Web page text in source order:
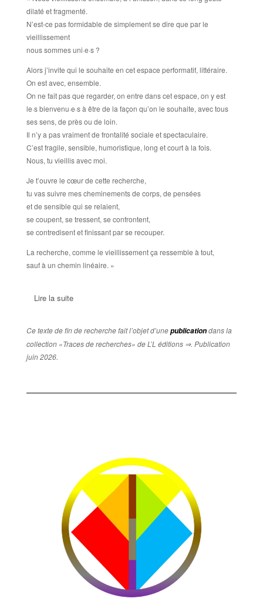
dilaté et fragmenté.
N’est-ce pas formidable de simplement se dire que par le
vieillissement
nous sommes uni·e·s ?
Alors j’invite qui le souhaite en cet espace performatif, littéraire.
On est avec, ensemble.
On ne fait pas que regarder, on entre dans cet espace, on y est
le·s bienvenu·e·s à être de la façon qu’on le souhaite, avec tous
ses sens, de près ou de loin.
Il n’y a pas vraiment de frontalité sociale et spectaculaire.
C’est fragile, sensible, humoristique, long et court à la fois.
Nous, tu vieillis avec moi.
Je t’ouvre le cœur de cette recherche,
tu vas suivre mes cheminements de corps, de pensées
et de sensible qui se relaient,
se coupent, se tressent, se confrontent,
se contredisent et finissant par se recouper.
La recherche, comme le vieillissement ça ressemble à tout,
sauf à un chemin linéaire. »
Lire la suite
Ce texte de fin de recherche fait l’objet d’unepublicationdans la
collection «Traces de recherches» de L’L éditions ⇒. Publication
juin 2026.